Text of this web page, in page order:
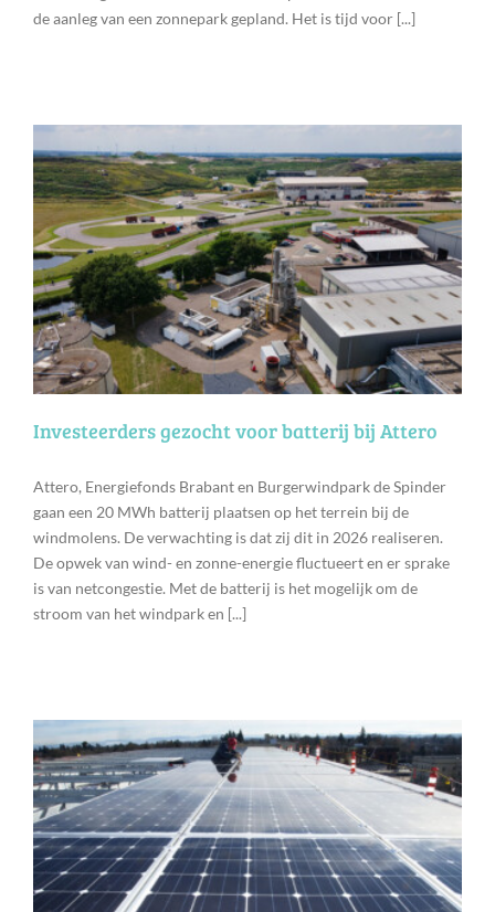
de aanleg van een zonnepark gepland. Het is tijd voor [...]
Investeerders gezocht voor batterij bij Attero
Attero, Energiefonds Brabant en Burgerwindpark de Spinder
gaan een 20 MWh batterij plaatsen op het terrein bij de
windmolens. De verwachting is dat zij dit in 2026 realiseren.
De opwek van wind- en zonne-energie fluctueert en er sprake
is van netcongestie. Met de batterij is het mogelijk om de
stroom van het windpark en [...]